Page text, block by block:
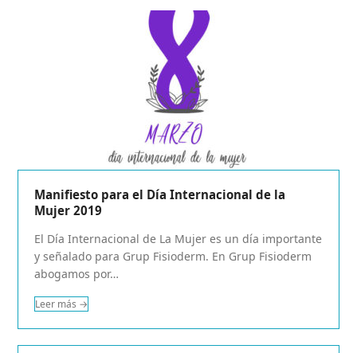
Manifiesto para el Día Internacional de la
Mujer 2019
El Día Internacional de La Mujer es un día importante
y señalado para Grup Fisioderm. En Grup Fisioderm
abogamos por…
Leer más →